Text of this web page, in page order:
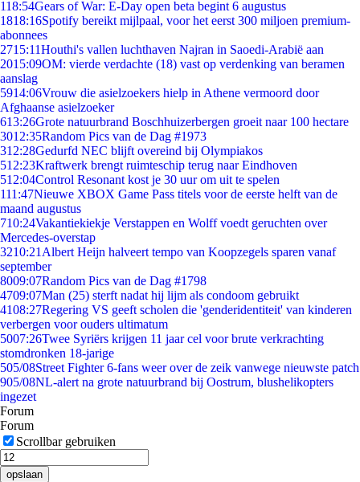
118:54Gears of War: E-Day open beta begint 6 augustus
1818:16Spotify bereikt mijlpaal, voor het eerst 300 miljoen premium-
abonnees
2715:11Houthi's vallen luchthaven Najran in Saoedi-Arabië aan
2015:09OM: vierde verdachte (18) vast op verdenking van beramen
aanslag
5914:06Vrouw die asielzoekers hielp in Athene vermoord door
Afghaanse asielzoeker
613:26Grote natuurbrand Boschhuizerbergen groeit naar 100 hectare
3012:35Random Pics van de Dag #1973
312:28Gedurfd NEC blijft overeind bij Olympiakos
512:23Kraftwerk brengt ruimteschip terug naar Eindhoven
512:04Control Resonant kost je 30 uur om uit te spelen
111:47Nieuwe XBOX Game Pass titels voor de eerste helft van de
maand augustus
710:24Vakantiekiekje Verstappen en Wolff voedt geruchten over
Mercedes-overstap
3210:21 Albert Heijn halveert tempo van Koopzegels sparen vanaf
september
8009:07Random Pics van de Dag #1798
4709:07Man (25) sterft nadat hij lijm als condoom gebruikt
4108:27Regering VS geeft scholen die 'genderidentiteit' van kinderen
verbergen voor ouders ultimatum
5007:26Twee Syriërs krijgen 11 jaar cel voor brute verkrachting
stomdronken 18-jarige
505/08Street Fighter 6-fans weer over de zeik vanwege nieuwste patch
905/08NL-alert na grote natuurbrand bij Oostrum, blushelikopters
ingezet
Forum
Forum
Scrollbar gebruiken
opslaan